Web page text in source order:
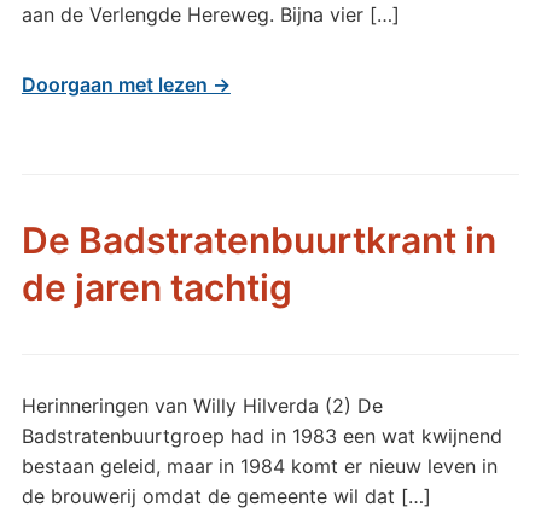
aan de Verlengde Hereweg. Bijna vier […]
Doorgaan met lezen →
De Badstratenbuurtkrant in
de jaren tachtig
Herinneringen van Willy Hilverda (2) De
Badstratenbuurtgroep had in 1983 een wat kwijnend
bestaan geleid, maar in 1984 komt er nieuw leven in
de brouwerij omdat de gemeente wil dat […]